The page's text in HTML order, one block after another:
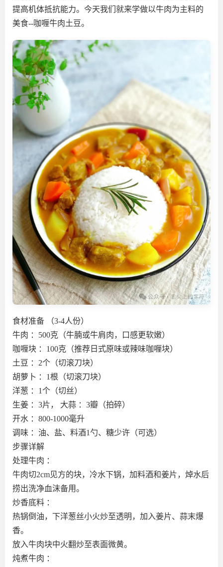
提高机体抵抗能力。今天我们就来学做以牛肉为主料的
美食--咖喱牛肉土豆。
食材准备 （3-4人份）
牛肉 ：500克（牛腩或牛肩肉，口感更软嫩）
咖喱块 ：100克（推荐日式原味或辣味咖喱块）
土豆 ：2个（切滚刀块）
胡萝卜 ：1根（切滚刀块）
洋葱 ：1个（切丝）
生姜 ：3片， 大蒜 ：3瓣（拍碎）
开水 ：800-1000毫升
调味 ：油、盐、料酒1勺、糖少许（可选）
步骤详解
处理牛肉 ：
牛肉切2cm见方的块，冷水下锅，加料酒和姜片，焯水后
捞出洗净血沫备用。
炒香底料 ：
热锅倒油，下洋葱丝小火炒至透明，加入姜片、蒜末爆
香。
放入牛肉块中火翻炒至表面微黄。
炖煮牛肉 ：